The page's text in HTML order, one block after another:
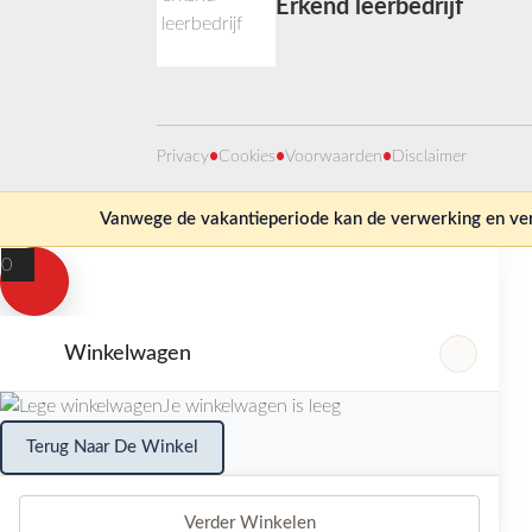
Erkend leerbedrijf
Privacy•Cookies•Voorwaarden• Disclaimer
Vanwege de vakantieperiode kan de verwerking en
0
Winkelwagen
Je winkelwagen is leeg
Terug Naar De Winkel
Verder Winkelen